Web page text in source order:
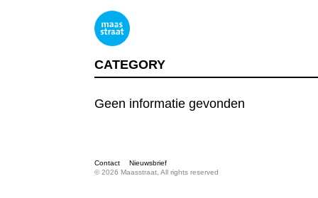
CATEGORY
Geen informatie gevonden
Contact
Nieuwsbrief
© 2026 Maasstraat, All rights reserved